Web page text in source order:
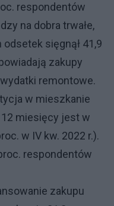
respondentów
na dobra trwałe,
sięgnął 41,9
zakupy
remontowe.
w mieszkanie
miesięcy jest w
w IV kw. 2022 r.).
respondentów
zakupu